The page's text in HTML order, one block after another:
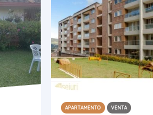
APARTAMENTO VENTA